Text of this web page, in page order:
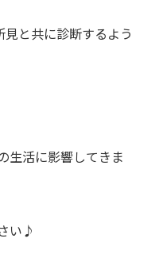
と共に診断するよう
生活に影響してきま
い♪